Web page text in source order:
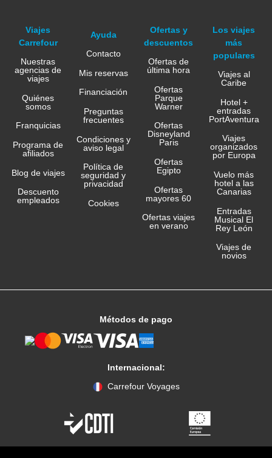
Viajes
Carrefour
Nuestras
agencias de
viajes
Quiénes
somos
Franquicias
Programa de
afiliados
Blog de viajes
Descuento
empleados
Ayuda
Contacto
Mis reservas
Financiación
Preguntas
frecuentes
Condiciones y
aviso legal
Política de
seguridad y
privacidad
Cookies
Ofertas y
descuentos
Ofertas de
última hora
Ofertas
Parque
Warner
Ofertas
Disneyland
Paris
Ofertas
Egipto
Ofertas
mayores 60
Ofertas viajes
en verano
Los viajes
más
populares
Viajes al
Caribe
Hotel +
entradas
PortAventura
Viajes
organizados
por Europa
Vuelo más
hotel a las
Canarias
Entradas
Musical El
Rey León
Viajes de
novios
Métodos de pago
Internacional:
Carrefour Voyages